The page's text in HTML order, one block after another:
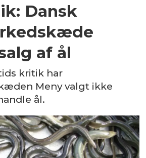
Dansk
af ål
kritik har
Meny valgt ikke
ål.